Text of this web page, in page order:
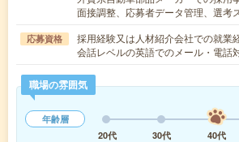
面接調整、応募者データ管理、選考
応募資格
採用経験又は人材紹介会社での就業
会話レベルの英語でのメール・電話
職場の雰囲気
年齢層
20代
30代 40代